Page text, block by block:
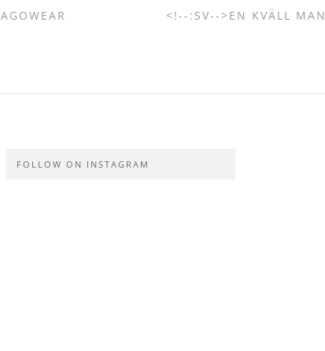
<!--:SV-->EN KVÄLL
FOLLOW ON INSTAGRAM